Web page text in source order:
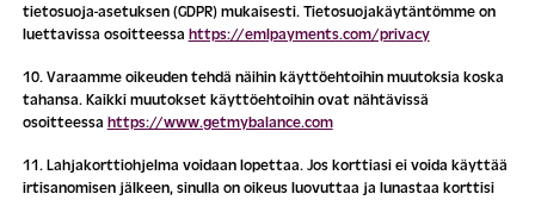
tietosuoja-asetuksen (GDPR) mukaisesti. Tietosuojakäytäntömme on
luettavissa osoitteessa https://emlpayments.com/privacy
10. Varaamme oikeuden tehdä näihin käyttöehtoihin muutoksia koska
tahansa. Kaikki muutokset käyttöehtoihin ovat nähtävissä
osoitteessa https://www.getmybalance.com
11. Lahjakorttiohjelma voidaan lopettaa. Jos korttiasi ei voida käyttää
irtisanomisen jälkeen, sinulla on oikeus luovuttaa ja lunastaa korttisi